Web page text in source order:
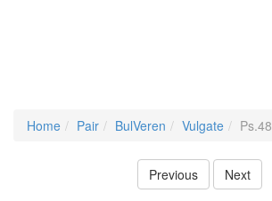
Home Pair BulVeren Vulgate Ps.48
Previous Next